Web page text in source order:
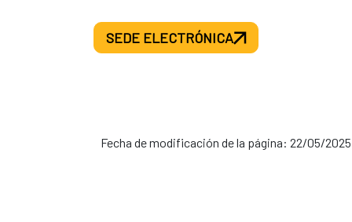
SEDE ELECTRÓNICA
Fecha de modificación de la página: 22/05/2025